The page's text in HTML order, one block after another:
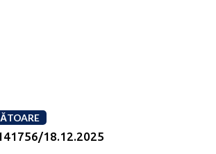
18.12.2025